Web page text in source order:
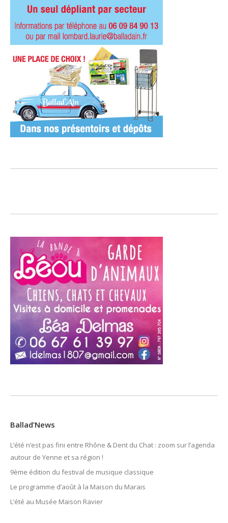
Ballad’News
L’été n’est pas fini entre Rhône & Dent du Chat : zoom sur l’agenda
autour de Yenne et sa région !
9ème édition du festival de musique classique
Le programme d’août à la Maison du Marais
L’été au Musée Maison Ravier